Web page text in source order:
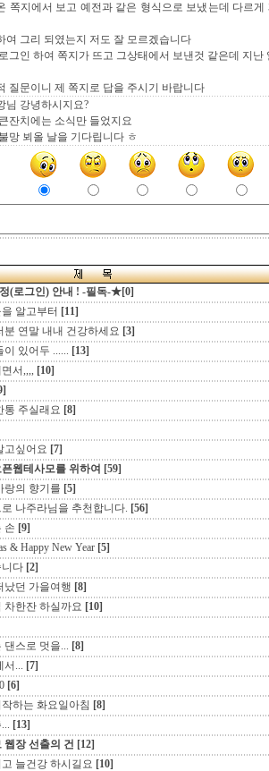
쪽지에서 보고 예전과 같은 형식으로 보냈는데 다르
여 그리 되였는지 저도 잘 모르겠습니다
그인 하여 쪽지가 뜨고 그상태에서 보낸것 같은데 지난
질문이니 제 쪽지로 답을 주시기 바랍니다
님 강녕하시지요?
잔치에는 소식만 들었지요
망 뵈올 날을 기다립니다 ㅎ
(로그인) 안내 ! -필독-★[0]
알고부터 [11]
분 연말 내내 건강하세요 [3]
이 있어두 ...... [13]
서,,,, [10]
통 주실래요 [8]
고싶어요 [7]
웹테사모를 위하여 [59]
랑의 향기를 [5]
나주라님을 추천합니다. [56]
손 [9]
& Happy New Year [5]
다 [2]
났던 가을여행 [8]
차한잔 하실까요 [10]
댄스로 멋을... [8]
서... [7]
[6]
하는 화요일아침 [8]
[13]
웹장 선출의 건 [12]
늘건강 하시길요 [10]